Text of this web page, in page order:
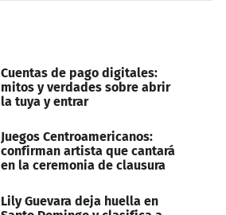
Cuentas de pago digitales:
mitos y verdades sobre abrir
la tuya y entrar
Juegos Centroamericanos:
confirman artista que cantará
en la ceremonia de clausura
Lily Guevara deja huella en